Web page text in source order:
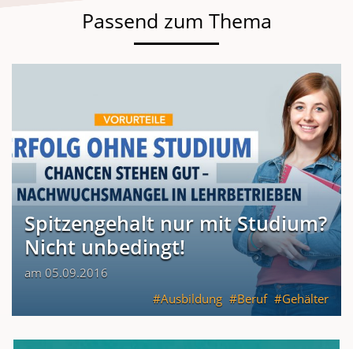
Passend zum Thema
Spitzengehalt nur mit Studium?
Nicht unbedingt!
am 05.09.2016
Ausbildung
Beruf Gehälter